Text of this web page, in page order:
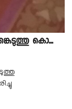
കൊ...